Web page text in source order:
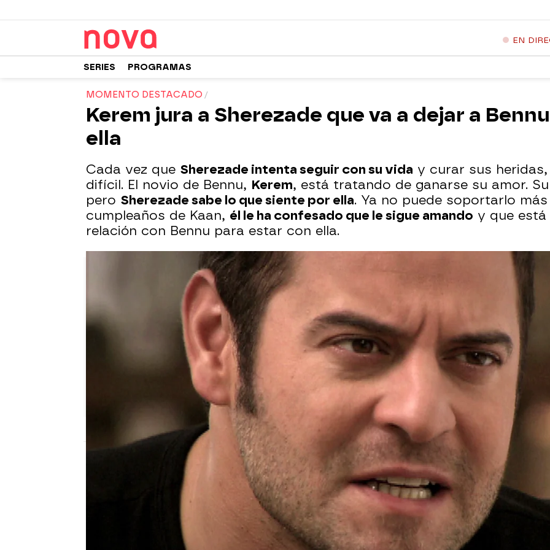
EN
SERIES PROGRAMAS
MOMENTO DESTACADO
Kerem jura a Sherezade que va a dejar a
ella
Cada vez que Sherezade intenta seguir con su vida y curar sus
difícil. El novio de Bennu, Kerem, está tratando de ganarse su amor.
pero Sherezade sabe lo que siente por ella. Ya no puede soportarlo
cumpleaños de Kaan, él le ha confesado que le sigue amando y que
relación con Bennu para estar con ella.
07 de noviembre de 2019, 23:06
WhatsappFacebook
Las mil y una noches